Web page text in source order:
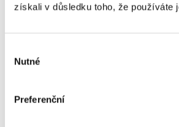
získali v důsledku toho, že používáte
souhlasu
Nutné
Preferenční
Ajax Amsterdam - Go
kategorie